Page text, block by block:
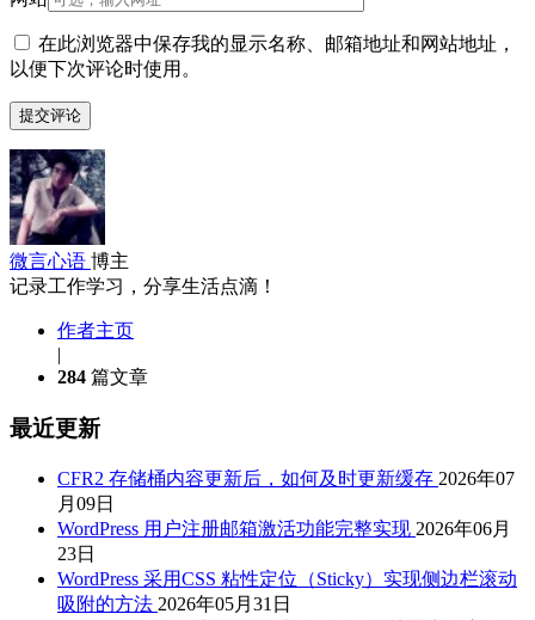
在此浏览器中保存我的显示名称、邮箱地址和网站地址，
以便下次评论时使用。
微言心语 博主
记录工作学习，分享生活点滴！
作者主页
|
284 篇文章
最近更新
CFR2 存储桶内容更新后，如何及时更新缓存 2026年07
月09日
WordPress 用户注册邮箱激活功能完整实现 2026年06月
23日
WordPress 采用CSS 粘性定位（Sticky）实现侧边栏滚动
吸附的方法 2026年05月31日